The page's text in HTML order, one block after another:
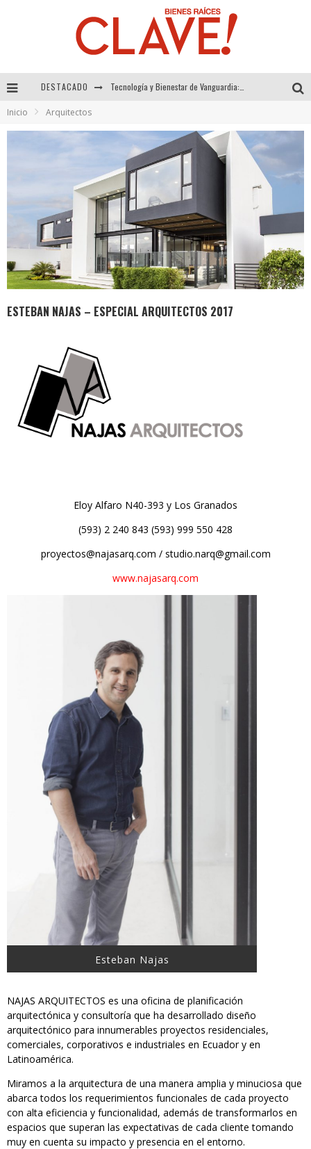
DESTACADO Sector Inmobiliario – recuperación a paso firme
El Despertar de la Calidez: Acabados Dorados de FV para Elevar tu Espacio
Inicio Arquitectos
ESTEBAN NAJAS – ESPECIAL ARQUITECTOS 2017
Eloy Alfaro N40-393 y Los Granados
(593) 2 240 843 (593) 999 550 428
proyectos@najasarq.com / studio.narq@gmail.com
www.najasarq.com
Esteban Najas
NAJAS ARQUITECTOS es una oficina de planificación
arquitectónica y consultoría que ha desarrollado diseño
arquitectónico para innumerables proyectos residenciales,
comerciales, corporativos e industriales en Ecuador y en
Latinoamérica.
Miramos a la arquitectura de una manera amplia y minuciosa que
abarca todos los requerimientos funcionales de cada proyecto
con alta eficiencia y funcionalidad, además de transformarlos en
espacios que superan las expectativas de cada cliente tomando
muy en cuenta su impacto y presencia en el entorno.